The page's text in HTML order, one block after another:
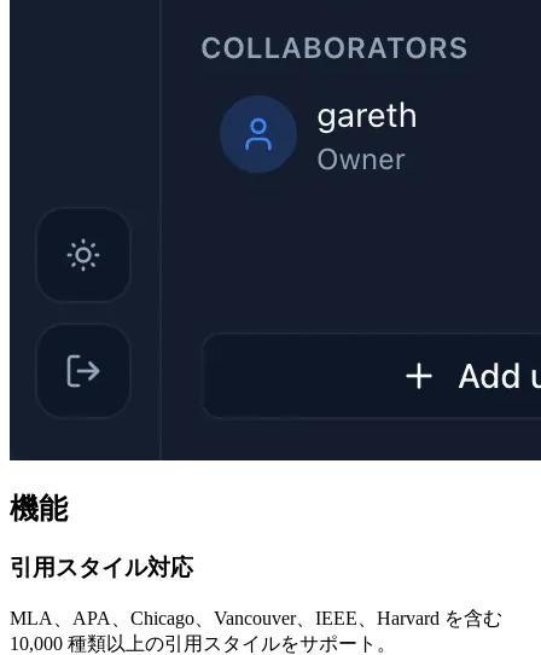
機能
引用スタイル対応
MLA、APA、Chicago、Vancouver、IEEE、Harvard を含む
10,000 種類以上の引用スタイルをサポート。